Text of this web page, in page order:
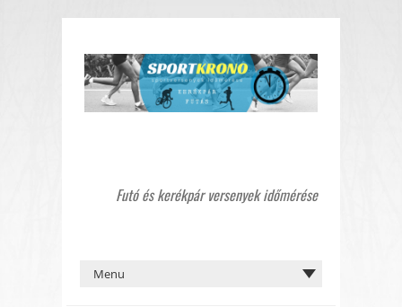
Futó és kerékpár versenyek időmérése